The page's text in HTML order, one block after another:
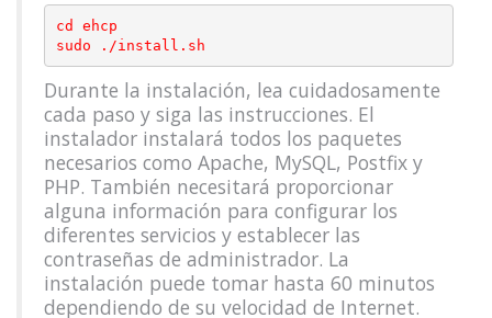
cd ehcp
Durante la instalación, lea cuidadosamente
cada paso y siga las instrucciones. El
instalador instalará todos los paquetes
necesarios como Apache, MySQL, Postfix y
PHP. También necesitará proporcionar
alguna información para configurar los
diferentes servicios y establecer las
contraseñas de administrador. La
instalación puede tomar hasta 60 minutos
dependiendo de su velocidad de Internet.